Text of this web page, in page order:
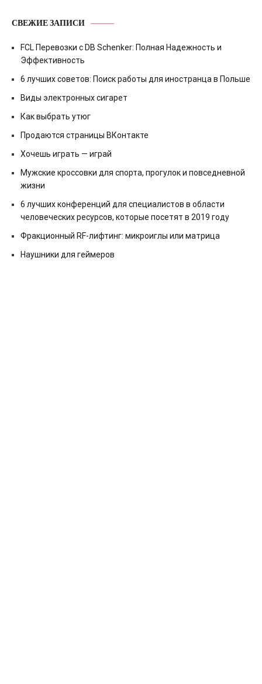
СВЕЖИЕ ЗАПИСИ
FCL Перевозки с DB Schenker: Полная Надежность и
Эффективность
6 лучших советов: Поиск работы для иностранца в Польше
Виды электронных сигарет
Как выбрать утюг
Продаются страницы ВКонтакте
Хочешь играть — играй
Мужские кроссовки для спорта, прогулок и повседневной
жизни
6 лучших конференций для специалистов в области
человеческих ресурсов, которые посетят в 2019 году
Фракционный RF-лифтинг: микроиглы или матрица
Наушники для геймеров